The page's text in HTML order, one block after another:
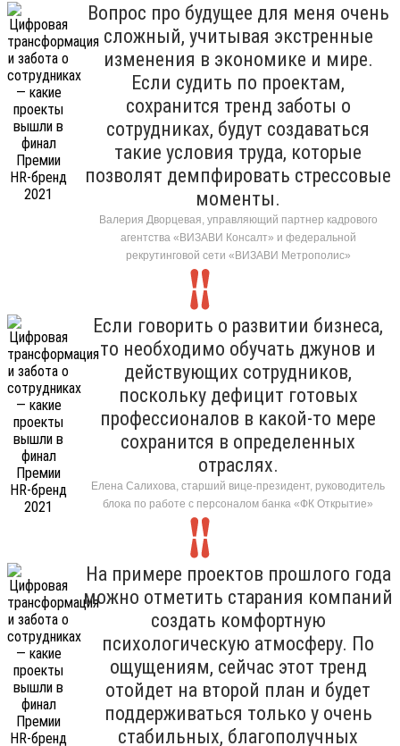
Вопрос про будущее для меня очень
сложный, учитывая экстренные
изменения в экономике и мире.
Если судить по проектам,
сохранится тренд заботы о
сотрудниках, будут создаваться
такие условия труда, которые
позволят демпфировать стрессовые
моменты.
Валерия Дворцевая, управляющий партнер кадрового
агентства «ВИЗАВИ Консалт» и федеральной
рекрутинговой сети «ВИЗАВИ Метрополис»
Если говорить о развитии бизнеса,
то необходимо обучать джунов и
действующих сотрудников,
поскольку дефицит готовых
профессионалов в какой-то мере
сохранится в определенных
отраслях.
Елена Салихова, старший вице-президент, руководитель
блока по работе с персоналом банка «ФК Открытие»
На примере проектов прошлого года
можно отметить старания компаний
создать комфортную
психологическую атмосферу. По
ощущениям, сейчас этот тренд
отойдет на второй план и будет
поддерживаться только у очень
стабильных, благополучных